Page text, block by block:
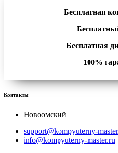
Бесплатная
Бесплатная
100%
Контакты
Новоомский
support@kompyuterny-
info@kompyuterny-master.ru